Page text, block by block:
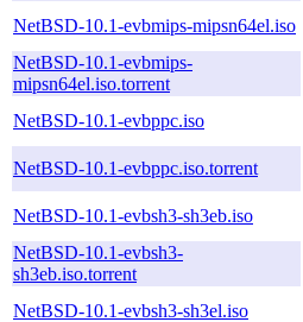
NetBSD-10.1-evbmips-mipsn64el.iso
NetBSD-10.1-evbmips-
mipsn64el.iso.torrent
NetBSD-10.1-evbppc.iso
NetBSD-10.1-evbppc.iso.torrent
NetBSD-10.1-evbsh3-sh3eb.iso
NetBSD-10.1-evbsh3-
sh3eb.iso.torrent
NetBSD-10.1-evbsh3-sh3el.iso